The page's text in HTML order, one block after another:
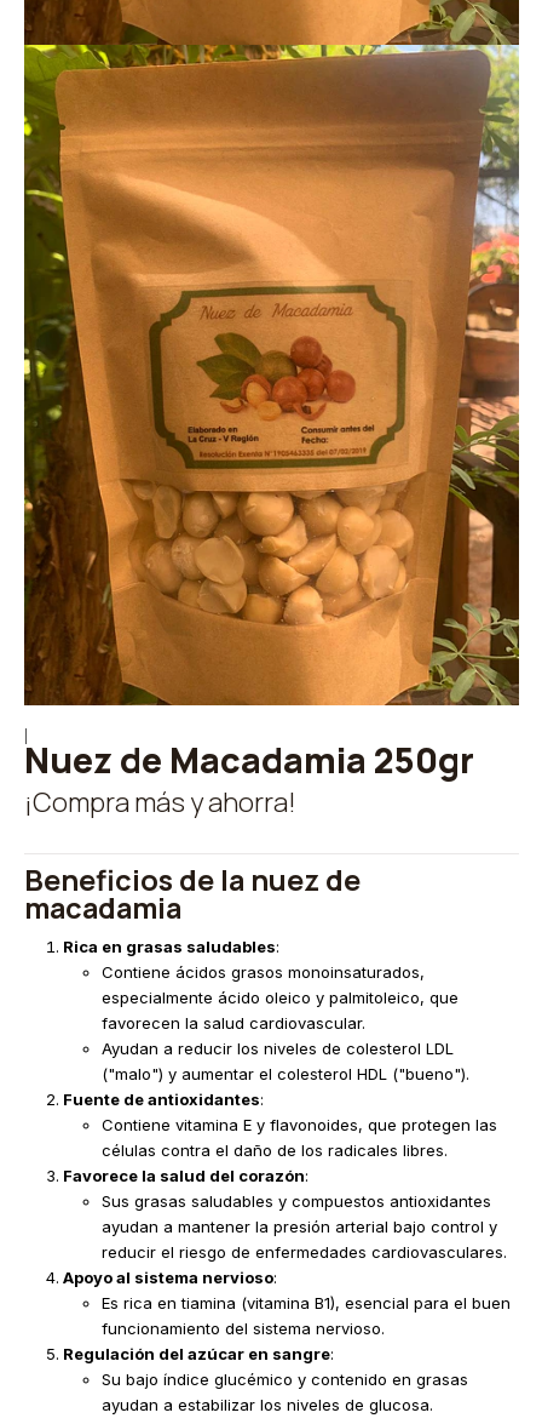
Nuez de Macadamia 250gr
¡Compra más y ahorra!
Beneficios de la nuez de
macadamia
Rica en grasas saludables:
Contiene ácidos grasos monoinsaturados,
especialmente ácido oleico y palmitoleico, que
favorecen la salud cardiovascular.
Ayudan a reducir los niveles de colesterol LDL
("malo") y aumentar el colesterol HDL ("bueno").
Fuente de antioxidantes:
Contiene vitamina E y flavonoides, que protegen las
células contra el daño de los radicales libres.
Favorece la salud del corazón:
Sus grasas saludables y compuestos antioxidantes
ayudan a mantener la presión arterial bajo control y
reducir el riesgo de enfermedades cardiovasculares.
Apoyo al sistema nervioso:
Es rica en tiamina (vitamina B1), esencial para el buen
funcionamiento del sistema nervioso.
Regulación del azúcar en sangre:
Su bajo índice glucémico y contenido en grasas
ayudan a estabilizar los niveles de glucosa.